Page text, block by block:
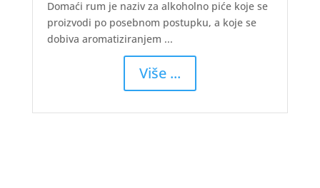
Domaći rum je naziv za alkoholno piće koje se
proizvodi po posebnom postupku, a koje se
dobiva aromatiziranjem ...
Više ...